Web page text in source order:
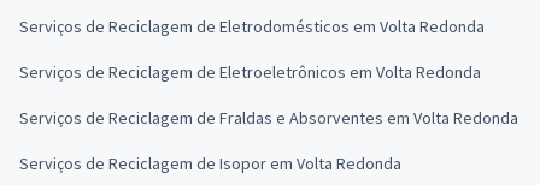
Serviços de Reciclagem de Eletrodomésticos em Volta Redonda
Serviços de Reciclagem de Eletroeletrônicos em Volta Redonda
Serviços de Reciclagem de Fraldas e Absorventes em Volta Redonda
Serviços de Reciclagem de Isopor em Volta Redonda